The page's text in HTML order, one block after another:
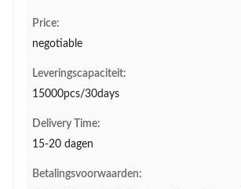
Price:
negotiable
Leveringscapaciteit:
15000pcs/30days
Delivery Time:
15-20 dagen
Betalingsvoorwaarden: